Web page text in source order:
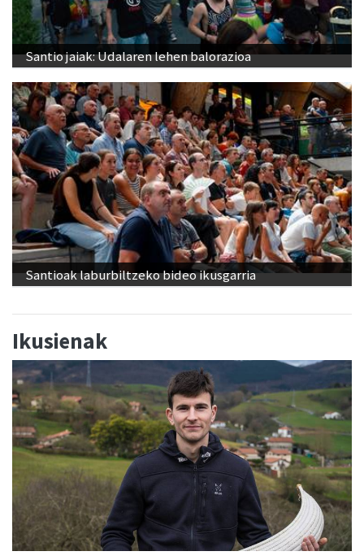
Santio jaiak: Udalaren lehen balorazioa
Santioak laburbiltzeko bideo ikusgarria
Ikusienak